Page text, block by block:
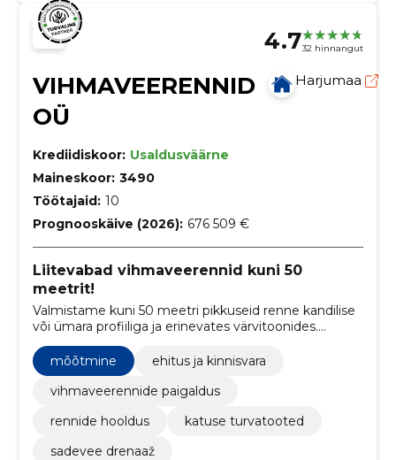
4.732 hinnangut
VIHMAVEERENNID
OÜ
Harjumaa
Krediidiskoor: Usaldusväärne
Maineskoor: 3490
Töötajaid: 10
Prognooskäive (2026): 676 509 €
Liitevabad vihmaveerennid kuni 50
meetrit!
Valmistame kuni 50 meetri pikkuseid renne kandilise
või ümara profiiliga ja erinevates värvitoonides.
Paigaldame ja hooldame!
mõõtmine
ehitus ja kinnisvara
vihmaveerennide paigaldus
rennide hooldus
katuse turvatooted
sadevee drenaaž